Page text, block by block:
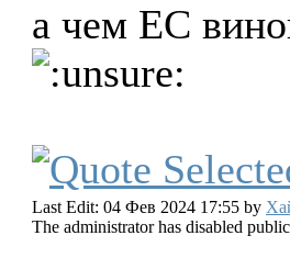
а чем ЕС
Last Edit: 04 Фев 2024 17:55 by
The administrator has disabled